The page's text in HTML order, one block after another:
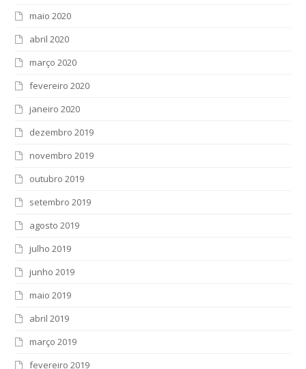
maio 2020
abril 2020
março 2020
fevereiro 2020
janeiro 2020
dezembro 2019
novembro 2019
outubro 2019
setembro 2019
agosto 2019
julho 2019
junho 2019
maio 2019
abril 2019
março 2019
fevereiro 2019